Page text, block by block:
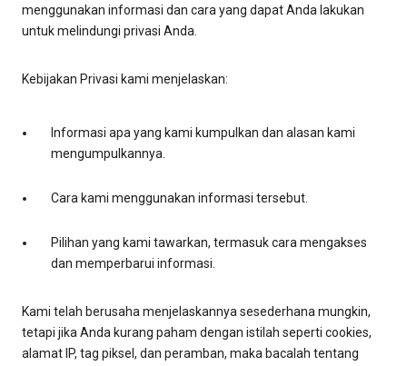
menggunakan informasi dan cara yang dapat Anda lakukan
untuk melindungi privasi Anda.
Kebijakan Privasi kami menjelaskan:
Informasi apa yang kami kumpulkan dan alasan kami
mengumpulkannya.
Cara kami menggunakan informasi tersebut.
Pilihan yang kami tawarkan, termasuk cara mengakses
dan memperbarui informasi.
Kami telah berusaha menjelaskannya sesederhana mungkin,
tetapi jika Anda kurang paham dengan istilah seperti cookies,
alamat IP, tag piksel, dan peramban, maka bacalah tentang